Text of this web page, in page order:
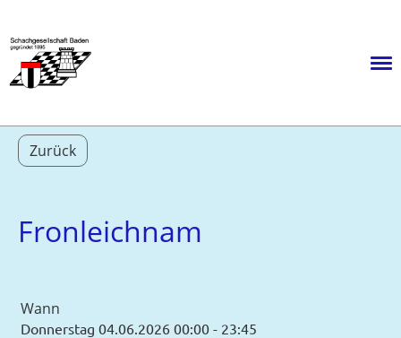
Zurück
Fronleichnam
Wann
Donnerstag 04.06.2026 00:00 - 23:45